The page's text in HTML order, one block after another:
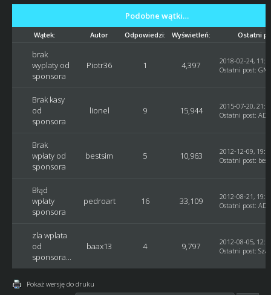
Podobne wątki…
Wątek: Autor Odpowiedzi: Wyświetleń: Ostatni
brak
wyplaty od
sponsora
Piotr36 1 4,397
2018-02-24,
Ostatni post:
Brak kasy
od
sponsora
lionel 9 15,944
2015-07-20,
Ostatni post:
Brak
wpłaty od
sponsora
bestsim 5 10,963
2012-12-09,
Ostatni post:
Błąd
wpłaty
sponsora
pedroart 16 33,109
2012-08-21,
Ostatni post:
zla wplata
od
sponsora...
baax13 4 9,797
2012-08-05,
Ostatni post:
Pokaż wersję do druku